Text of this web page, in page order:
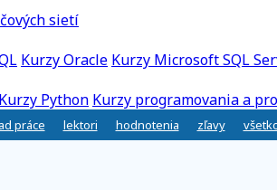
sietí
Kurzy Oracle Kurzy Microsoft SQL
Kurzy Python Kurzy programovania a
práce lektori hodnotenia zľavy